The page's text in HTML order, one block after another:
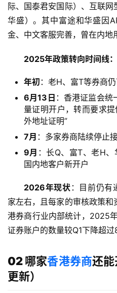
际、国泰君安国际）、互联网
华盛）。其中富途和华盛因
金、中文客服完善，曾在内地
2025年政策转向时间线：
年初 ：老H、富T等券商
6月13日 ：香港证监会统
量证明开户，转而要求
外地址证明”
7月 ：多家券商陆续停止
9月 ：长Q、富T、老H
国内地客户新开户
2026年现状 ：目前仍有
家左右，且每家的审核政策
港券商行业内部统计，2025
证券账户的数量较Q1下降超过
02 哪家香港券商还
更新）